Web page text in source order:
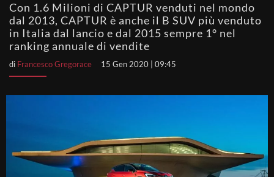
Con 1.6 Milioni di CAPTUR venduti nel mondo
dal 2013, CAPTUR è anche il B SUV più venduto
in Italia dal lancio e dal 2015 sempre 1° nel
ranking annuale di vendite
di Francesco Gregorace 15 Gen 2020 | 09:45